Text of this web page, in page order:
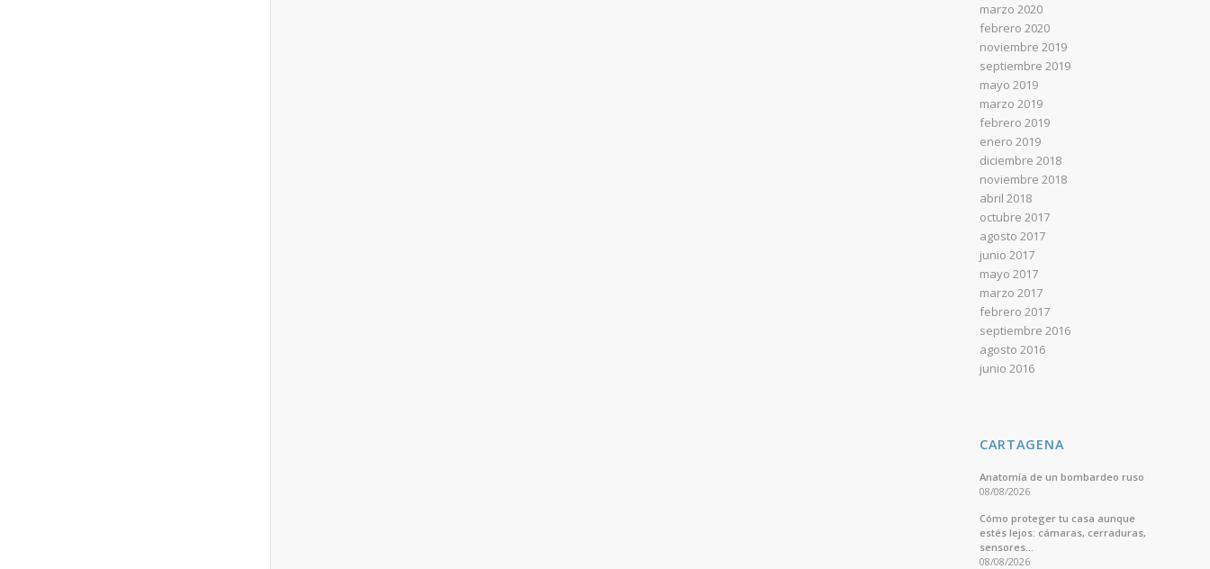
marzo 2020
febrero 2020
noviembre 2019
septiembre 2019
mayo 2019
marzo 2019
febrero 2019
enero 2019
diciembre 2018
noviembre 2018
abril 2018
octubre 2017
agosto 2017
junio 2017
mayo 2017
marzo 2017
febrero 2017
septiembre 2016
agosto 2016
junio 2016
CARTAGENA
Anatomía de un bombardeo ruso
08/08/2026
Cómo proteger tu casa aunque
estés lejos: cámaras, cerraduras,
sensores...
08/08/2026